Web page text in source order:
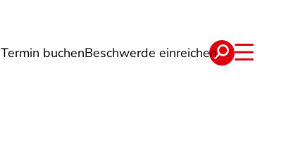
Termin buchenBeschwerde einreichen
Lebensmittel & Ernährung